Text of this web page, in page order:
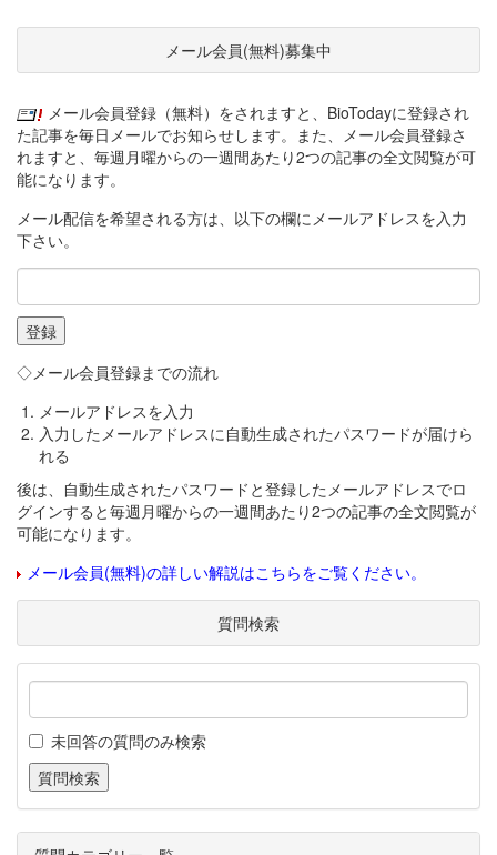
メール会員(無料)募集中
メール会員登録（無料）をされますと、BioTodayに登録され
た記事を毎日メールでお知らせします。また、メール会員登録さ
れますと、毎週月曜からの一週間あたり2つの記事の全文閲覧が可
能になります。
メール配信を希望される方は、以下の欄にメールアドレスを入力
下さい。
◇メール会員登録までの流れ
メールアドレスを入力
入力したメールアドレスに自動生成されたパスワードが届けら
れる
後は、自動生成されたパスワードと登録したメールアドレスでロ
グインすると毎週月曜からの一週間あたり2つの記事の全文閲覧が
可能になります。
メール会員(無料)の詳しい解説はこちらをご覧ください。
質問検索
未回答の質問のみ検索